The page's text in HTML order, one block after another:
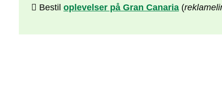
Bestil oplevelser på Gran Canaria (